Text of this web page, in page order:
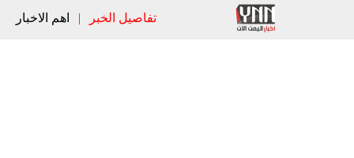
تفاصيل الخبر | اهم الاخبار